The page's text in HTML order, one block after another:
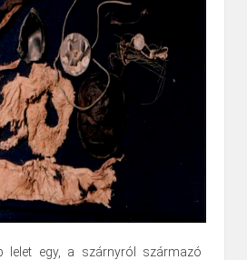
lelet egy, a szárnyról származó